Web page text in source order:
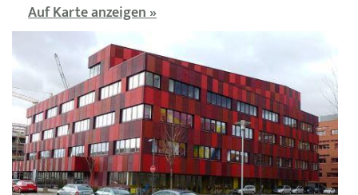
Auf Karte anzeigen »